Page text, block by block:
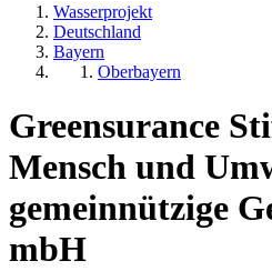
Wasserprojekt
Deutschland
Bayern
Oberbayern
Greensurance
Mensch und
gemeinnützige
mbH